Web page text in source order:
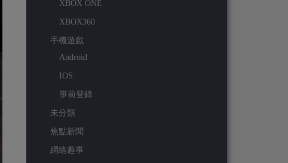
XBOX ONE
XBOX360
手機遊戲
Android
IOS
事前登錄
未分類
焦點新聞
網絡趣事